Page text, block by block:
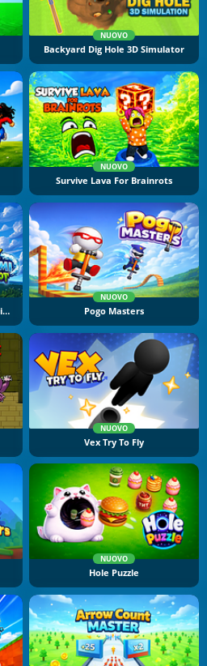
NUOVO
Backyard Dig Hole 3D Simulator
NUOVO
Survive Lava For Brainrots
Obby Escape From Tsunami Brainrot
NUOVO
Pogo Masters
NUOVO
Vex Try To Fly
NUOVO
Hole Puzzle